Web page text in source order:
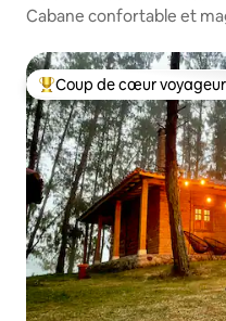
Cabane confortable et
Coups de cœur
Coup de cœur